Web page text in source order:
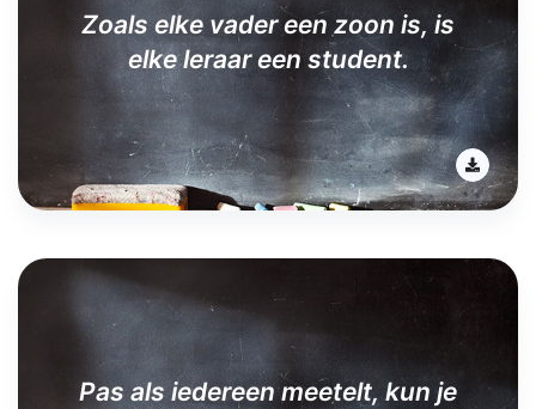
Zoals elke vader een zoon is, is
elke leraar een student.
Pas als iedereen meetelt, kun je